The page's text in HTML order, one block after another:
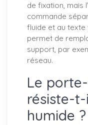
de fixation, mais
commande
fluide et au texte
permet de
support, par
réseau.
Le
résiste-
humide ?